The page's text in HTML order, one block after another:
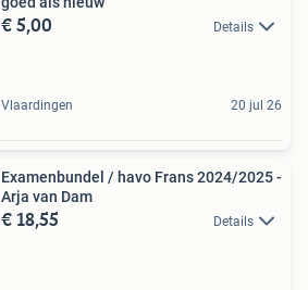
€ 5,00 Details
Vlaardingen 20 jul 26
Examenbundel / havo Frans 2024/2025 -
Arja van Dam
€ 18,55 Details